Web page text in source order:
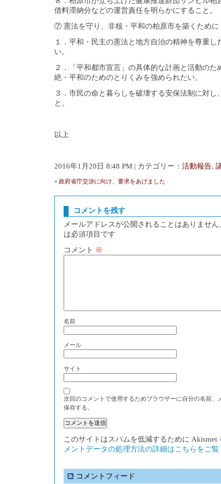
借料滞納分などの運営責任を明らかにすること。
⑦ 憲法を守り、非核・平和の柏原市を築くために
１．平和・民主の憲法と地方自治の精神を尊重し
い。
２．「平和都市宣言」の具体的な計画と活動のた
絶・平和のためのとりくみを強められたい。
３．市民の命と暮らしを破壊する安保法制に対し
と。
以上
2016年1月20日 8:48 PM | カテゴリー： 活動報告,
« 政府省庁交渉に向け、要求をあげました
コメントを残す
メールアドレスが公開されることはありません
は必須項目です
コメント ※
名前
メール
サイト
次回のコメントで使用するためブラウザーに自分の名前、
保存する。
このサイトはスパムを低減するために Akismet
メントデータの処理方法の詳細はこちらをご
コメントフィード